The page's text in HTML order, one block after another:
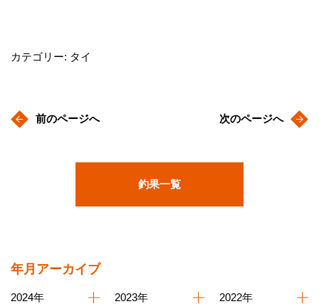
カテゴリー: タイ
前のページへ
釣果一覧
次のページへ
年月アーカイブ
2024年 2023年
2022年